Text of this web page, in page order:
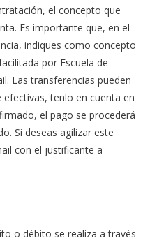
el concepto que
Es importante que, en el
indiques como concepto
por Escuela de
Las transferencias pueden
tenlo en cuenta en
el pago se procederá
Si deseas agilizar este
con el justificante a
o débito se realiza a través